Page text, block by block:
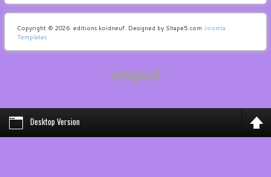
Copyright © 2026. editions koidneuf. Designed by Shape5.com Joomla
Templates
Desktop Version